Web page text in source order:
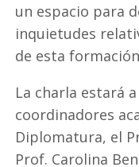
un espacio para
inquietudes
de esta
La charla estará
coordinadores
Diplomatura, el
Prof. Carolina